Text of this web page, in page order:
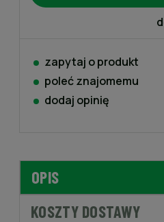
zapytaj o produkt
poleć znajomemu
dodaj opinię
OPIS
KOSZTY DOSTAWY